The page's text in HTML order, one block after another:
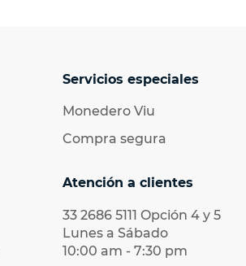
Servicios especiales
Monedero Viu
Compra segura
Atención a clientes
33 2686 5111 Opción 4 y 5
Lunes a Sábado
10:00 am - 7:30 pm